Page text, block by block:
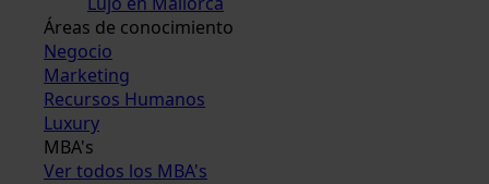
Áreas de conocimiento
Negocio
Marketing
Recursos Humanos
Luxury
MBA's
Ver todos los MBA's